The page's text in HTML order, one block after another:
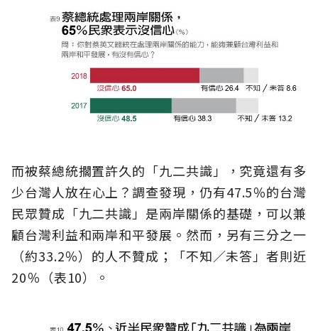
而被蔡總統擱置許久的「九二共識」，究竟還有多
少台灣人放在心上？調查發現，仍有47.5％的台灣
民眾贊成「九二共識」是兩岸關係的基礎，可以兼
顧台灣利益和兩岸和平發展。然而，另有三分之一
（約33.2％）的人不贊成；「不知／未答」者則近
20％（表10）。